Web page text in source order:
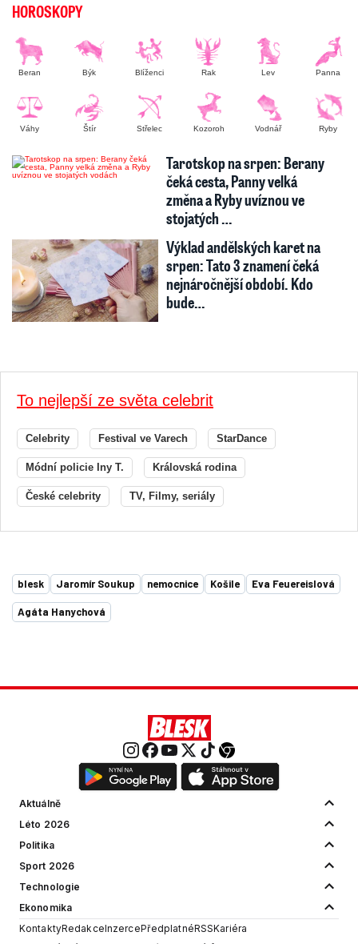
HOROSKOPY
Beran Býk Blíženci Rak Lev Panna
Váhy Štír Střelec Kozoroh Vodnář Ryby
Tarotskop na srpen: Berany
čeká cesta, Panny velká
změna a Ryby uvíznou ve
stojatých …
Výklad andělských karet na
srpen: Tato 3 znamení čeká
nejnáročnější období. Kdo
bude…
To nejlepší ze světa celebrit
Celebrity Festival ve Varech StarDance
Módní policie Iny T. Královská rodina
České celebrity TV, Filmy, seriály
blesk Jaromír Soukup nemocnice Košile Eva Feuereislová
Agáta Hanychová
Aktuálně
Léto 2026
Politika
Sport 2026
Technologie
Ekonomika
KontaktyRedakceInzercePředplatnéRSSKariéra